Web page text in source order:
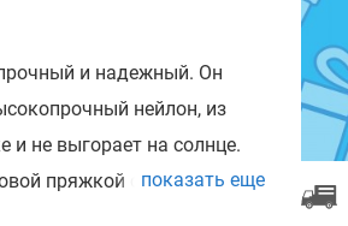
и надежный. Он
нейлон, из
и не выгорает на солнце.
пряжкой с замком,
показать еще